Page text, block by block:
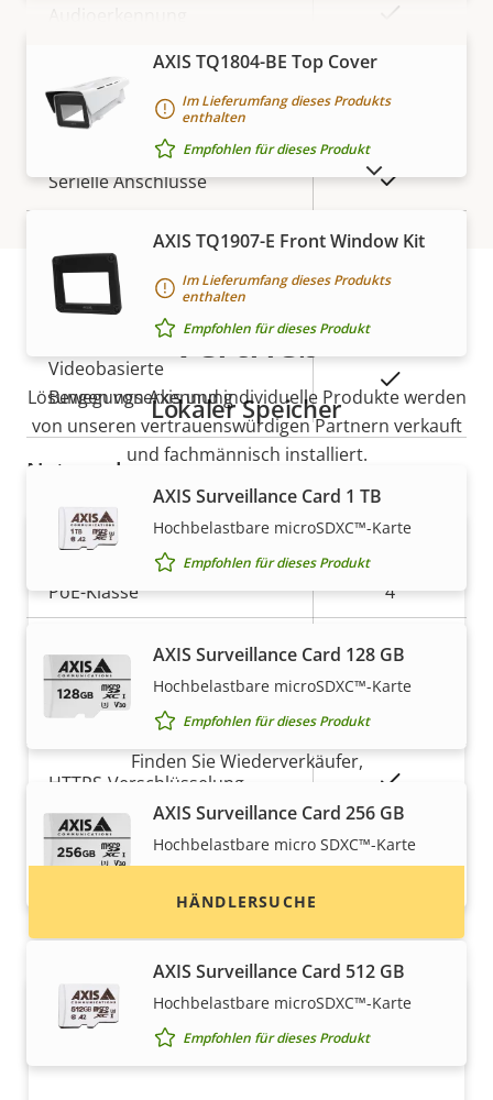
Eigentumswert
Active Tampering
Alarmeingänge/-ausgänge
Serielle Anschlüsse Ja
G
AXIS Camera Application
Platform
Videobasierte
Bewegungserkennung
Netzwerk
Eigentumsbeschreibung Eigentumswert
Power over Ethernet Ja
PoE-Klasse 4
–
Security
Eigentumsbeschreibung Eigentumswert
HTTPS-Verschlüsselung
IEEE 802.1X Ja
MEHR ANZEIGEN
AXIS TQ1804-BE Top Cover
Im Lieferumfang dieses Produkts
enthalten
Empfohlen für dieses Produkt
AXIS TQ1907-E Front Window Kit
Im Lieferumfang dieses Produkts
enthalten
Empfohlen für dieses Produkt
Lokaler Speicher
AXIS Surveillance Card 1 TB
Hochbelastbare microSDXC™-Karte
Empfohlen für dieses Produkt
AXIS Surveillance Card 128 GB
Hochbelastbare microSDXC™-Karte
Empfohlen für dieses Produkt
AXIS Surveillance Card 256 GB
Hochbelastbare micro SDXC™-Karte
AXIS Surveillance Card 512 GB
Hochbelastbare microSDXC™-Karte
Empfohlen für dieses Produkt
Vertrieb
Lösungen von Axis und individuelle Produkte werden
von unseren vertrauenswürdigen Partnern verkauft
und fachmännisch installiert.
Möchten Sie Axis Produkte kaufen?
Finden Sie Wiederverkäufer,
Systemintegratoren und Installateure von Axis
Produkten und Systemen.
HÄNDLERSUCHE